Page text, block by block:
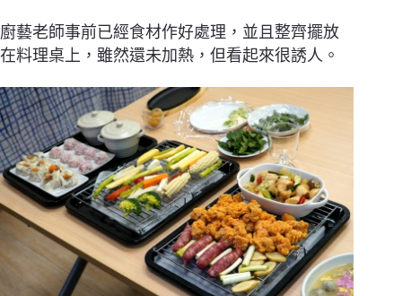
廚藝老師事前已經食材作好處理，並且整齊擺放
在料理桌上，雖然還未加熱，但看起來很誘人。